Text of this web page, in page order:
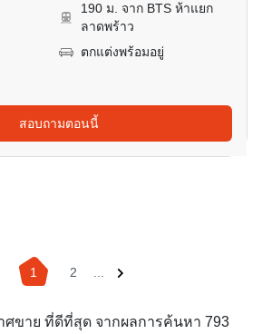
190 ม. จาก BTS ห้าแยก
ลาดพร้าว
ตกแต่งพร้อมอยู่
สอบถามตอนนี้
1 2 ...
ขาย ที่ดีที่สุด จากผลการค้นหา 793